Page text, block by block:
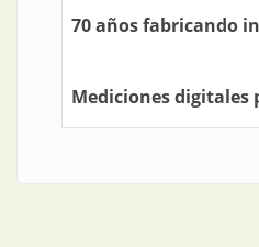
70 años fabricando
Mediciones digitales